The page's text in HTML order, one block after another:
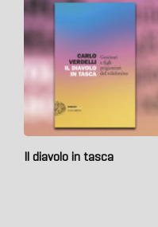
Il diavolo in tasca